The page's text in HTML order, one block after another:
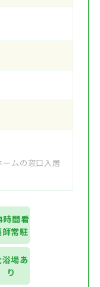
ムの窓口入居
時間看
師常駐
場あ
り